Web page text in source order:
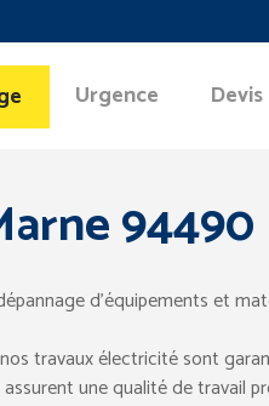
Urgence Devis
94490
d’équipements et
travaux électricité sont
une qualité de travail